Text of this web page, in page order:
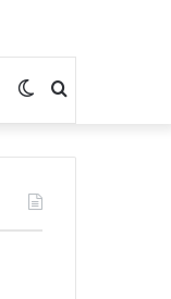
Search
for
Switch
skin